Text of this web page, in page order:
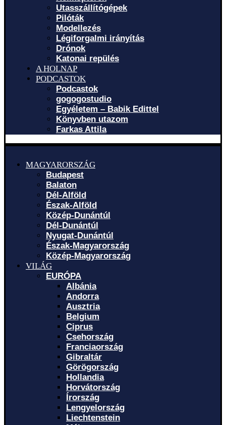
Utasszállítógépek
Pilóták
Modellezés
Légiforgalmi irányítás
Drónok
Katonai repülés
A HOLNAP
PODCASTOK
Podcastok
gogogostudio
Egyéletem – Babik Edittel
Könyvben utazom
Farkas Attila
MAGYARORSZÁG
Budapest
Balaton
Dél-Alföld
Észak-Alföld
Közép-Dunántúl
Dél-Dunántúl
Nyugat-Dunántúl
Észak-Magyarország
Közép-Magyarország
VILÁG
EURÓPA
Albánia
Andorra
Ausztria
Belgium
Ciprus
Csehország
Franciaország
Gibraltár
Görögország
Hollandia
Horvátország
Írország
Lengyelország
Liechtenstein